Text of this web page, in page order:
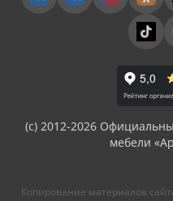
(с) 2012-2026
мебели
Копирование материалов